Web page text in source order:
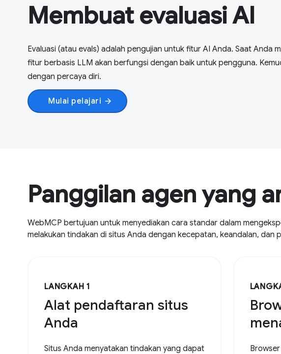
Membuat evaluasi AI
Evaluasi (atau evals) adalah pengujian untuk fitur AI Anda. Saat Anda
fitur berbasis LLM akan berfungsi dengan baik untuk pengguna.
dengan percaya diri.
Mulai pelajari arrow_forward
Panggilan agen yang
WebMCP bertujuan untuk menyediakan cara standar dalam
melakukan tindakan di situs Anda dengan kecepatan, keandalan, dan
LANGKAH 1
Alat pendaftaran situs
Anda
Situs Anda menyatakan tindakan yang dapat